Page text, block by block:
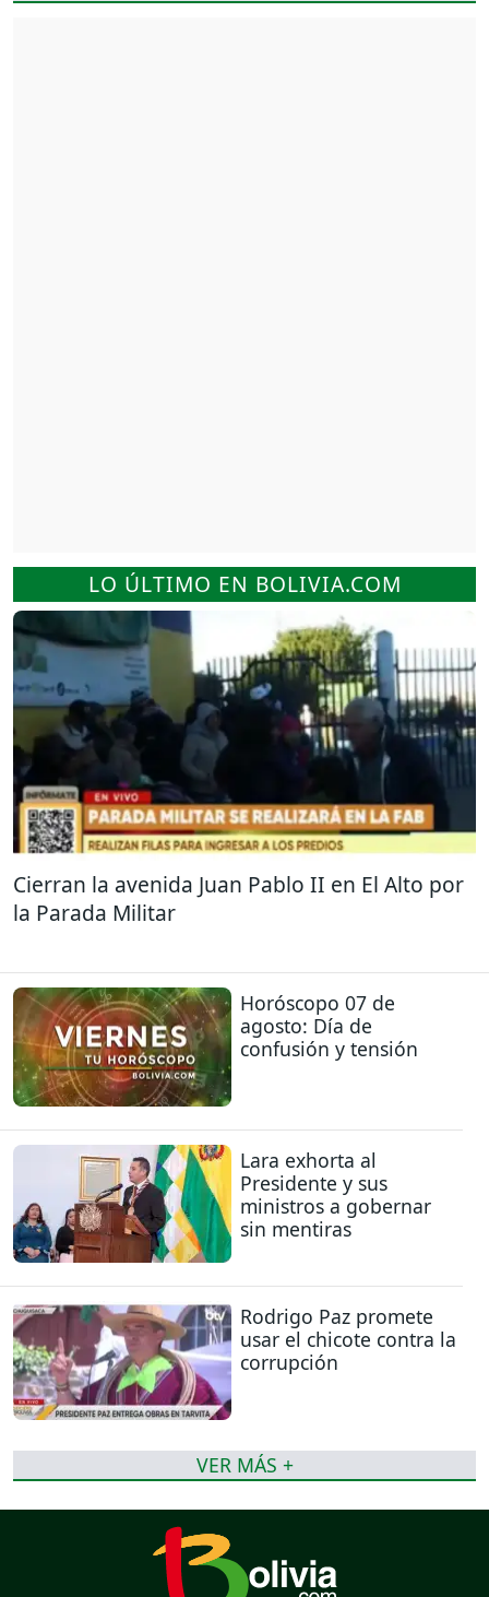
LO ÚLTIMO EN BOLIVIA.COM
Cierran la avenida Juan Pablo II en El Alto por
la Parada Militar
Horóscopo 07 de
agosto: Día de
confusión y tensión
Lara exhorta al
Presidente y sus
ministros a gobernar
sin mentiras
Rodrigo Paz promete
usar el chicote contra la
corrupción
VER MÁS +